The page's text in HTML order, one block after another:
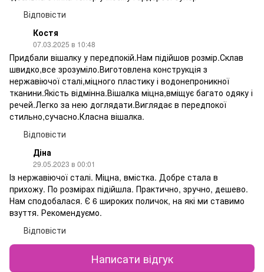
Відповісти
Костя
07.03.2025 в 10:48
Придбали вішалку у передпокій.Нам підійшов розмір.Склав
швидко,все зрозуміло.Виготовлена конструкція з
нержавіючої сталі,міцного пластику і водонепроникної
тканини.Якість відмінна.Вішалка міцна,вміщує багато одяку і
речей.Легко за нею доглядати.Виглядає в передпокої
стильно,сучасно.Класна вішалка.
Відповісти
Діна
29.05.2023 в 00:01
Із нержавіючої сталі. Міцна, вмістка. Добре стала в
прихожу. По розмірах підійшла. Практично, зручно, дешево.
Нам сподобалася. Є 6 широких поличок, на які ми ставимо
взуття. Рекомендуємо.
Відповісти
Написати відгук